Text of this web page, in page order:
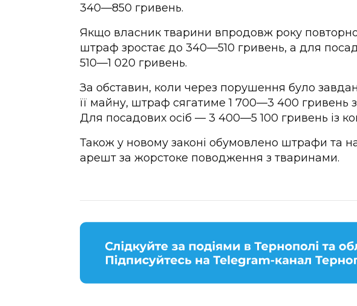
340—850 гривень.
Якщо власник тварини впродовж року
штраф зростає до 340—510 гривень, а для
510—1 020 гривень.
За обставин, коли через порушення було
її майну, штраф сягатиме 1 700—3 400 гривень
Для посадових осіб — 3 400—5 100 гривень із
Також у новому законі обумовлено штрафи та
арешт за жорстоке поводження з тваринами.